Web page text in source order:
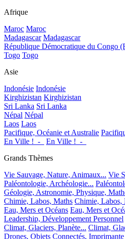
Afrique
Maroc Maroc
Madagascar Madagascar
République Démocratique du Congo
Togo Togo
Asie
Indonésie Indonésie
Kirghizistan Kirghizistan
Sri Lanka Sri Lanka
Népal Népal
Laos Laos
Pacifique, Océanie et Australie
En Ville !_-_
En Ville !_-_
Grands Thèmes
Vie Sauvage, Nature, Animaux... Vie
Paléontologie, Archéologie...
Géologie, Astronomie, Physique,
Chimie, Labos, Maths Chimie, Labos,
Eau, Mers et Océans Eau, Mers et
Leadership, Développement Personnel
Climat, Glaciers, Planète... Climat,
Drones, Objets Connectés,